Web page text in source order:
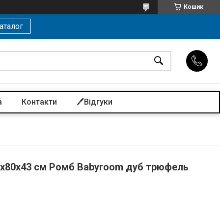
Кошик
Контакти 🖊️Відгуки
см Ромб Babyroom дуб трюфель